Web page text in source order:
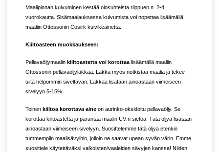
Maalipinnan kuivuminen kestää olosuhteista riippuen n. 2-4
vuorokautta. Sisämaalauksessa kuivumista voi nopettaa lisäämällä
maaliin Ottossonin Cosirk kuivikeainetta.
Kiiltoasteen muokkaukseen:
Pellavaöljymaalin kiiltoastetta voi korottaa lisäämällä maaliin
Ottossonin pellavaöljylakkaa. Lakka myös notkistaa maalia ja tekee
siitä helpommin siveltävän. Lakkaa lisätään ainoastaan viimeiseen
sivelyyn 5-15%.
Toinen kiiltoa korottava aine on aurinko-oksidoitu pellavaöljy. Se
korottaa kiiltoastetta ja parantaa maalin UV:n sietoa. Tätä öljyä lisätään
ainoastaan viimeiseen sivelyyn. Suosittelemme tätä öljyä etenkin
tummempiin maalisävyihin, jolloin ne saavat upean syvän värin. Emme
suosittele käytettäväksi valkoisten/vaaleiden sävyjen kanssa! Niiden